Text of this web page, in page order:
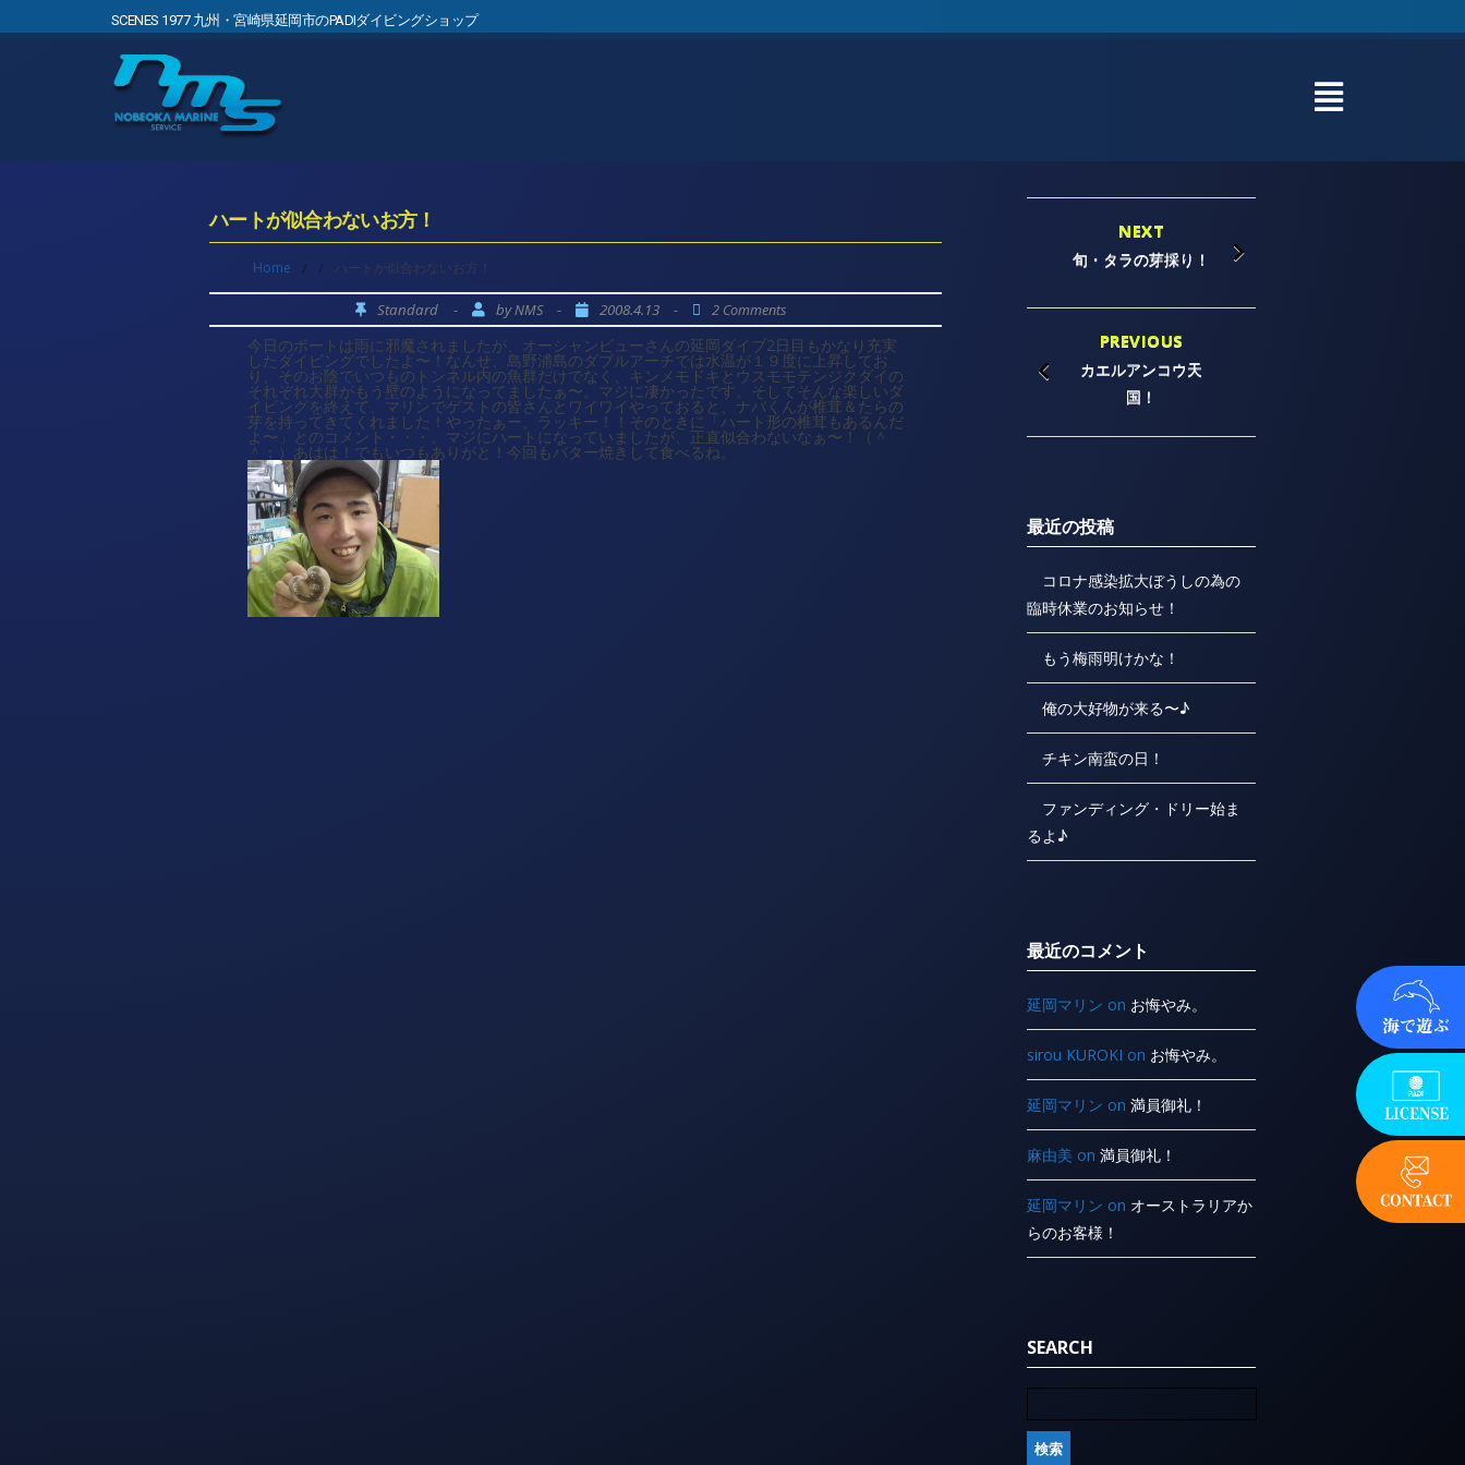
SCENES 1977 九州・宮崎県延岡市のPADIダイビングショップ
ハートが似合わないお方！
Home / / ハートが似合わないお方！
Standard - byNMS - 2008.4.13 - 2 Comments
今日のボートは雨に邪魔されましたが、オーシャンビューさんの延岡ダイブ2日目もかなり充実
したダイビングでしたよ〜！なんせ、島野浦島のダブルアーチでは水温が１９度に上昇してお
り、そのお陰でいつものトンネル内の魚群だけでなく、キンメモドキとウスモモテンジクダイの
それぞれ大群がもう壁のようになってましたぁ〜。マジに凄かったです。そしてそんな楽しいダ
イビングを終えて、マリンでゲストの皆さんとワイワイやっておると、ナバくんが椎茸＆たらの
芽を持ってきてくれました！やったぁー、ラッキー！！そのときに「ハート形の椎茸もあるんだ
よ〜」とのコメント・・・。マジにハートになっていましたが、正直似合わないなぁ〜！（＾
＾；）あはは！でもいつもありがと！今回もバター焼きして食べるね。
NEXT
旬・タラの芽採り！
PREVIOUS
カエルアンコウ天
国！
最近の投稿
コロナ感染拡大ぼうしの為の
臨時休業のお知らせ！
もう梅雨明けかな！
俺の大好物が来る〜♪
チキン南蛮の日！
ファンディング・ドリー始ま
るよ♪
最近のコメント
延岡マリン on お悔やみ。
sirou KUROKI on お悔やみ。
延岡マリン on満員御礼！
麻由美 on満員御礼！
延岡マリン on オーストラリアか
らのお客様！
SEARCH